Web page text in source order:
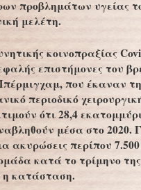
προβλημάτων υγείας
μελέτη.
κοινοπραξίας
επιστήμονες του
που έκαναν
περιοδικό
ότι 28,4
μέσα στο 2020.
ακυρώσεις περίπου
κατά το τρίμηνο της
η κατάσταση.